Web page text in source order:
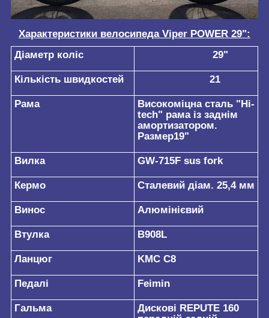
Характеристики велосипеда Viper POWER 29":
Діаметр коліс
29"
Кількість швидкостей 21
Рама
Високоміцна сталь "Hi-
tech" рама із заднім
амортизатором.
Размер19"
Вилка GW-715F sus fork
Кермо Сталевий діам. 25,4 мм
Винос Алюмінієвий
Втулка В908L
Ланцюг KMC C8
Педалі Feimin
Гальма
Дискові REPUTE 160